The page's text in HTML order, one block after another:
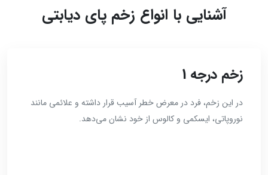
آشنایی با انواع زخم پای دیابتی
زخم درجه 1
در این زخم، فرد در معرض خطر آسیب قرار داشته و علائمی مانند
نوروپاتی، ایسکمی و کالوس از خود نشان می‌دهد.